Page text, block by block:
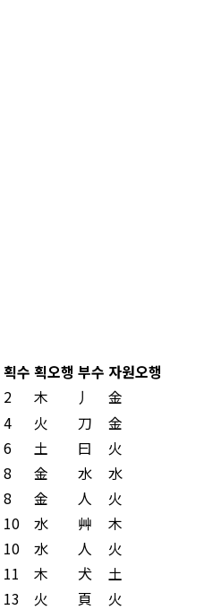
획수 획오행 부수 자원오행
2 木 丿
金
4 火 刀
金
6 土 曰
火
8 金 水
水
8 金 人
火
10 水 艸
木
10 水 人
火
11 木 犬
土
13 火 頁
火